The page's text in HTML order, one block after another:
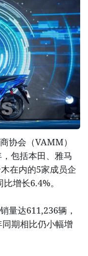
协会（VAMM）
包括本田、雅马
在内的5家成员企
增长6.4%。
量达611,236辆，
期相比仍小幅增